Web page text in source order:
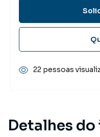
Detalhes do
22 pessoas